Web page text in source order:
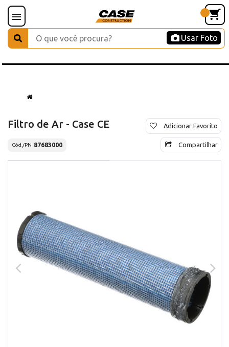
Usar Foto
Filtro de Ar - Case CE
Cód./PN 87683000
Adicionar Favorito
Compartilhar